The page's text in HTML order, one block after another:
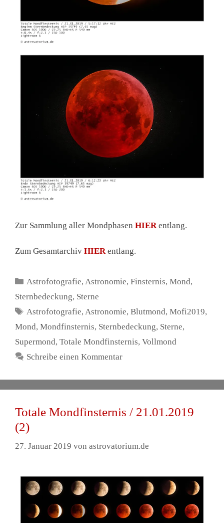
Zur Sammlung aller Mondphasen HIERentlang.
Zum Gesamtarchiv HIERentlang.
Kategorien
Astrofotografie,Astronomie,Finsternis,Mond,
Sternbedeckung, Sterne
Schlagwörter
Astrofotografie,Astronomie,Blutmond,Mofi2019,
Mond, Mondfinsternis, Sternbedeckung, Sterne,
Supermond, Totale Mondfinsternis, Vollmond
Schreibe einen Kommentar
Totale Mondfinsternis / 21.01.2019
(2)
27. Januar 2019 von astrovatorium.de